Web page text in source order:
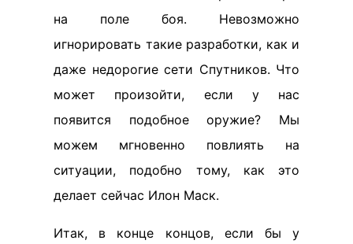
на поле боя. Невозможно
игнорировать такие разработки, как и
даже недорогие сети Спутников. Что
может произойти, если у нас
появится подобное оружие? Мы
можем мгновенно повлиять на
ситуации, подобно тому, как это
делает сейчас Илон Маск.
Итак, в конце концов, если бы у